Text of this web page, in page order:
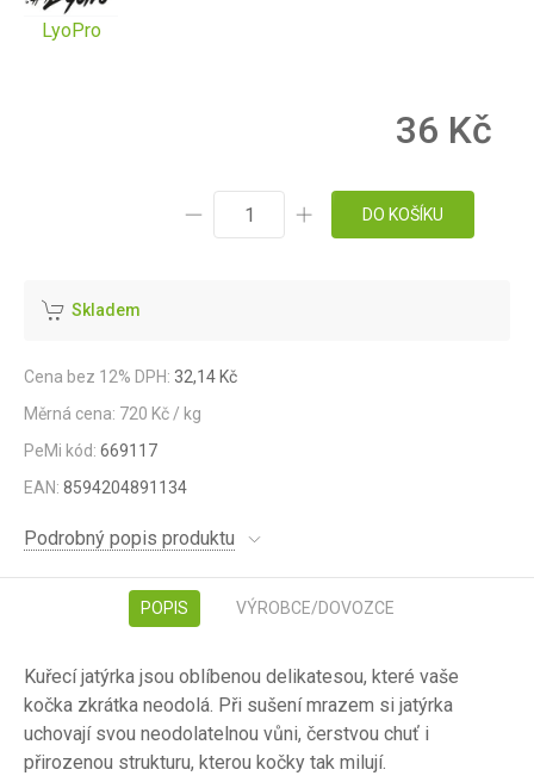
LyoPro
36 Kč
DO KOŠÍKU
Skladem
Cena bez 12% DPH: 32,14 Kč
Měrná cena: 720 Kč / kg
PeMi kód: 669117
EAN: 8594204891134
Podrobný popis produktu
POPIS VÝROBCE/DOVOZCE
Kuřecí jatýrka jsou oblíbenou delikatesou, které vaše
kočka zkrátka neodolá. Při sušení mrazem si jatýrka
uchovají svou neodolatelnou vůni, čerstvou chuť i
přirozenou strukturu, kterou kočky tak milují.